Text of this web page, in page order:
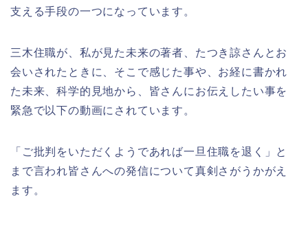
支える手段の一つになっています。
三木住職が、私が見た未来の著者、たつき諒さんとお
会いされたときに、そこで感じた事や、お経に書かれ
た未来、科学的見地から、皆さんにお伝えしたい事を
緊急で以下の動画にされています。
「ご批判をいただくようであれば一旦住職を退く」と
まで言われ皆さんへの発信について真剣さがうかがえ
ます。